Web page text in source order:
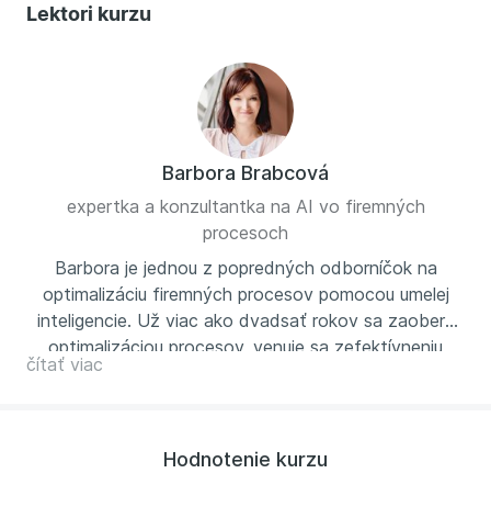
Lektori kurzu
Barbora Brabcová
expertka a konzultantka na AI vo firemných
procesoch
Barbora je jednou z popredných odborníčok na
optimalizáciu firemných procesov pomocou umelej
inteligencie. Už viac ako dvadsať rokov sa zaoberá
optimalizáciou procesov, venuje sa zefektívneniu
práce vďaka práci s digitalizačnými a
svojou schopnosťoupreviesť teoretické znalosti do
čítať viac
Hodnotenie kurzu